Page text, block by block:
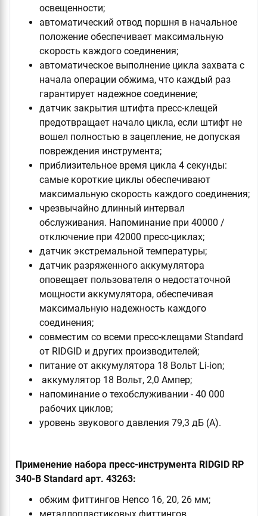
освещенности;
автоматический отвод поршня в начальное
положение обеспечивает максимальную
скорость каждого соединения;
автоматическое выполнение цикла захвата с
начала операции обжима, что каждый раз
гарантирует надежное соединение;
датчик закрытия штифта пресс-клещей
предотвращает начало цикла, если штифт не
вошел полностью в зацепление, не допуская
повреждения инструмента;
приблизительное время цикла 4 секунды:
самые короткие циклы обеспечивают
максимальную скорость каждого соединения;
чрезвычайно длинный интервал
обслуживания. Напоминание при 40000 /
отключение при 42000 пресс-циклах;
датчик экстремальной температуры;
датчик разряженного аккумулятора
оповещает пользователя о недостаточной
мощности аккумулятора, обеспечивая
максимальную надежность каждого
соединения;
совместим со всеми пресс-клещами Standard
от RIDGID и других производителей;
питание от аккумулятора 18 Вольт Li-ion;
аккумулятор 18 Вольт, 2,0 Ампер;
напоминание о техобслуживании - 40 000
рабочих циклов;
уровень звукового давления 79,3 дБ (А).
Применение набора пресс-инструмента RIDGID RP
340-B Standard арт. 43263:
обжим фиттингов Henco 16, 20, 26 мм;